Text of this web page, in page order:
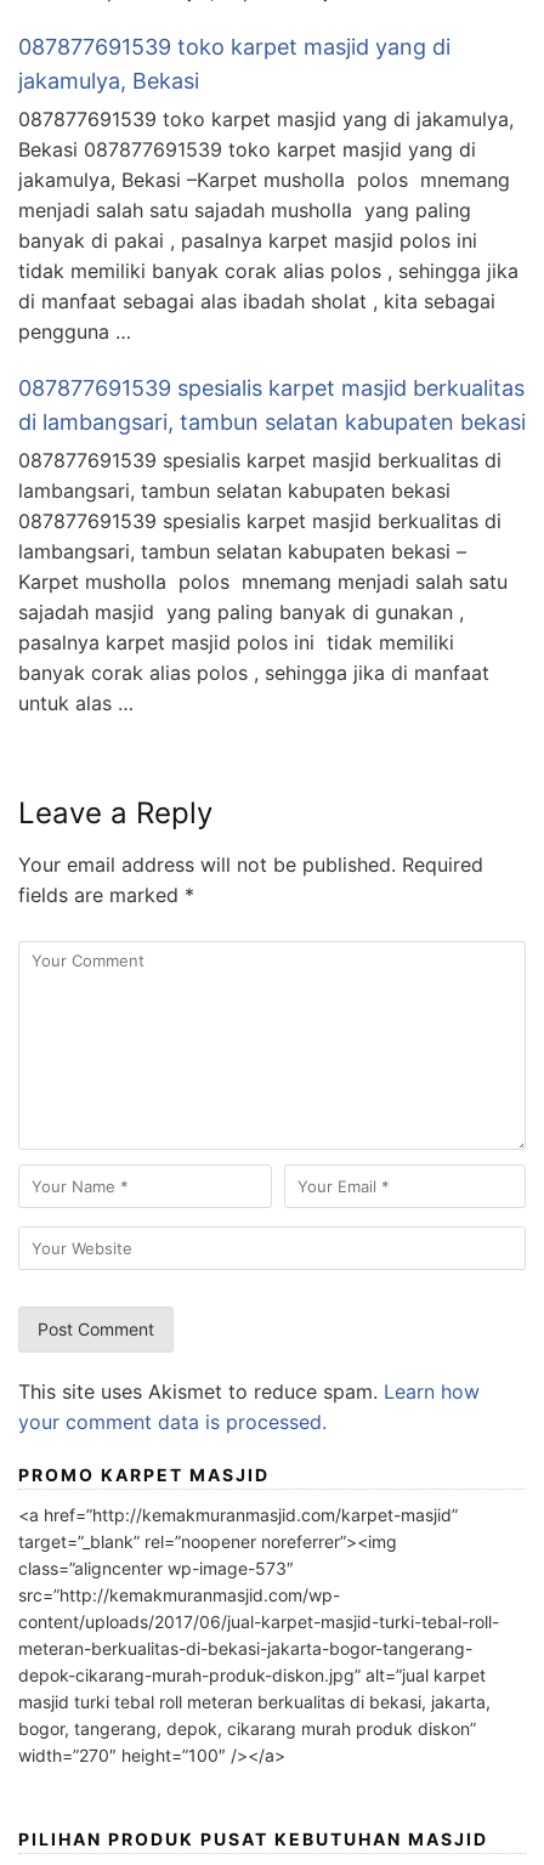
087877691539 toko karpet masjid yang di
jakamulya, Bekasi
087877691539 toko karpet masjid yang di jakamulya,
Bekasi 087877691539 toko karpet masjid yang di
jakamulya, Bekasi –Karpet musholla polos mnemang
menjadi salah satu sajadah musholla yang paling
banyak di pakai , pasalnya karpet masjid polos ini
tidak memiliki banyak corak alias polos , sehingga jika
di manfaat sebagai alas ibadah sholat , kita sebagai
pengguna …
087877691539 spesialis karpet masjid berkualitas
di lambangsari, tambun selatan kabupaten bekasi
087877691539 spesialis karpet masjid berkualitas di
lambangsari, tambun selatan kabupaten bekasi
087877691539 spesialis karpet masjid berkualitas di
lambangsari, tambun selatan kabupaten bekasi –
Karpet musholla polos mnemang menjadi salah satu
sajadah masjid yang paling banyak di gunakan ,
pasalnya karpet masjid polos ini tidak memiliki
banyak corak alias polos , sehingga jika di manfaat
untuk alas …
Leave a Reply
Your email address will not be published. Required
fields are marked *
This site uses Akismet to reduce spam. Learn how
your comment data is processed.
PROMO KARPET MASJID
<a href=”http://kemakmuranmasjid.com/karpet-masjid”
target=”_blank” rel=”noopener noreferrer”><img
class=”aligncenter wp-image-573″
src=”http://kemakmuranmasjid.com/wp-
content/uploads/2017/06/jual-karpet-masjid-turki-tebal-roll-
meteran-berkualitas-di-bekasi-jakarta-bogor-tangerang-
depok-cikarang-murah-produk-diskon.jpg” alt=”jual karpet
masjid turki tebal roll meteran berkualitas di bekasi, jakarta,
bogor, tangerang, depok, cikarang murah produk diskon”
width=”270″ height=”100″ /></a>
PILIHAN PRODUK PUSAT KEBUTUHAN MASJID